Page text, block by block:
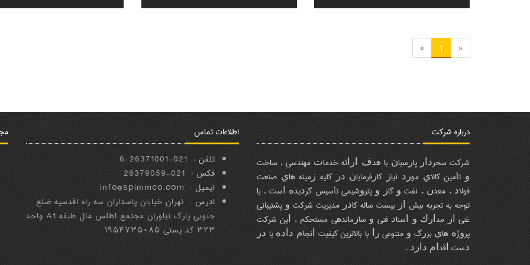
«
1
»
درباره شرکت
ﺷﺮﻛﺖ ﺳﺤﺮﺩﺍﺭ ﭘﺎﺭﺳﻴﺎﻥ ﺑﺎ ﻫﺪﻑ ﺍﺭﺍﺋﻪ ﺧﺪﻣﺎﺕ ﻣﻬﻨﺪﺳﻲ ، ﺳﺎﺧﺖ
ﻭ ﺗﺄﻣﻴﻦ ﻛﺎﻻﻱ ﻣﻮﺭﺩ ﻧﻴﺎﺯ ﻛﺎﺭﻓﺮﻣﺎﻳﺎﻥ ﺩﺭ ﻛﻠﻴﻪ ﺯﻣﻴﻨﻪ ﻫﺎﻱ ﺻﻨﻌﺖ
ﻓﻮﻻﺩ ، ﻣﻌﺪﻥ ، ﻧﻔﺖ ﻭ ﮔﺎﺯ ﻭ ﭘﺘﺮﻭﺷﻴﻤﻲ ﺗﺄﺳﻴﺲ ﮔﺮﺩﻳﺪﻩ ﺍﺳﺖ . ﺑﺎ
ﺗﻮﺟﻪ ﺑﻪ ﺗﺠﺮﺑﻪ ﺑﻴﺶ ﺍﺯ ﺑﻴﺴﺖ ﺳﺎﻟﻪ ﻛﺎﺩﺭ ﻣﺪﻳﺮﻳﺖ ﺷﺮﻛﺖ ﻭ ﭘﺸﺘﻴﺒﺎﻧﻲ
ﻏﻨﻲ ﺍﺯ ﻣﺪﺍﺭﻙ ﻭ ﺍﺳﻨﺎﺩ ﻓﻨﻲ ﻭ ﺳﺎﺯﻣﺎﻧﺪﻫﻲ ﻣﺴﺘﺤﻜﻢ ، ﺍﻳﻦ ﺷﺮﻛﺖ
ﭘﺮﻭژﻩ ﻫﺎﻱ ﺑﺰﺭگ ﻭ ﻣﺘﻨﻮﻋﻲ ﺭﺍ ﺑﺎ ﺑﺎﻻﺗﺮﻳﻦ ﻛﻴﻔﻴﺖ ﺍﻧﺠﺎﻡ ﺩﺍﺩﻩ ﻳﺎ ﺩﺭ
ﺩﺳﺖ ﺍﻗﺪﺍﻡ ﺩﺍﺭﺩ .
اطلاعات تماس
تلفن : 021-26371001-6
فکس : 021-26379059
ایمیل : info@spimmco.com
ادرس : تهران خیابان پاسداران سه راه اقدسیه ضلع
جنوبی پارک نیاوران مجتمع اطلس مال طبقه A1 واحد
۳۲۳ کد پستی ۱۹۵۴۷۳۵۰۸۵